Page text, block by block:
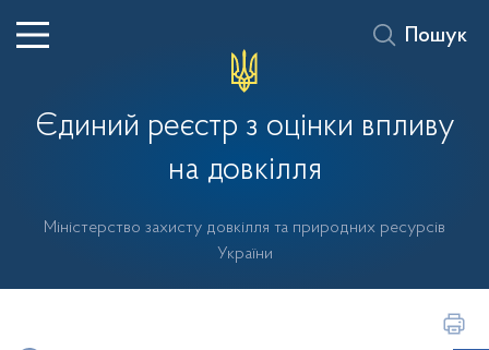
Єдиний реєстр з оцінки впливу
на довкілля
Міністерство захисту довкілля та природних ресурсів
України
Пошук